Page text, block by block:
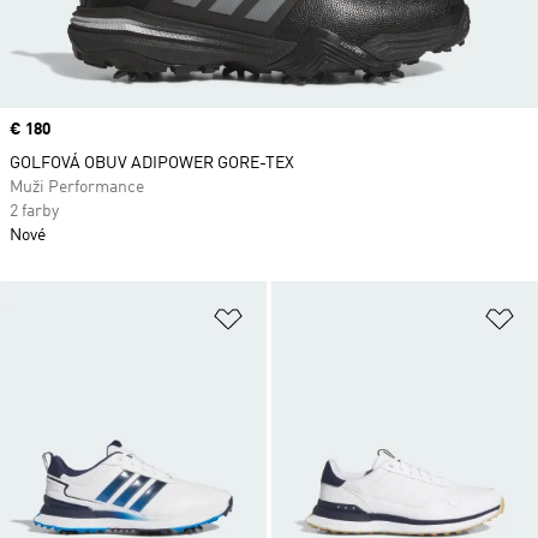
Pridať do zoznamu želaných
Price
€ 180
GOLFOVÁ OBUV ADIPOWER GORE-TEX
Muži Performance
2 farby
Nové